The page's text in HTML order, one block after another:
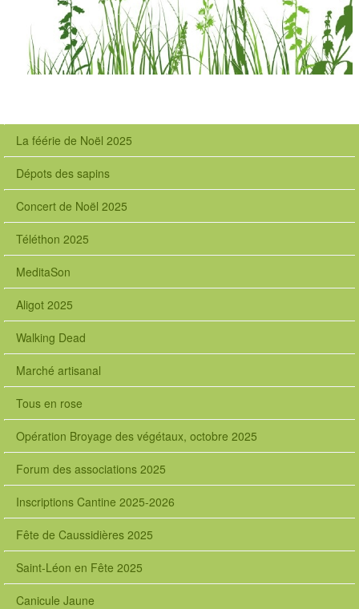
La féérie de Noël 2025
Dépots des sapins
Concert de Noël 2025
Téléthon 2025
MeditaSon
Aligot 2025
Walking Dead
Marché artisanal
Tous en rose
Opération Broyage des végétaux, octobre 2025
Forum des associations 2025
Inscriptions Cantine 2025-2026
Fête de Caussidières 2025
Saint-Léon en Fête 2025
Canicule Jaune